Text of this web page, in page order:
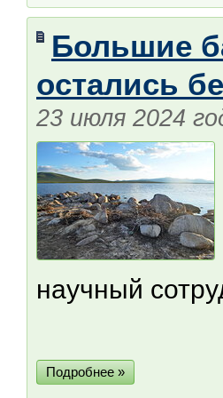
Большие
остались
23 июля 2024
научный
Подробнее »